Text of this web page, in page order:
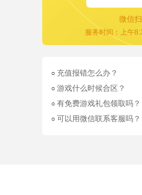
微信
服务时间：上午
○ 充值报错怎么办？
○ 游戏什么时候合区？
○ 有免费游戏礼包领取吗？
○ 可以用微信联系客服吗？